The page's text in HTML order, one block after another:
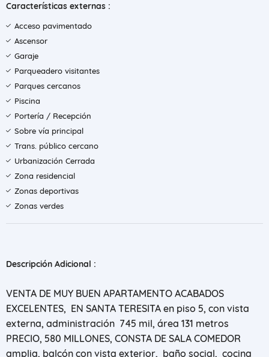
Características externas :
Acceso pavimentado
Ascensor
Garaje
Parqueadero visitantes
Parques cercanos
Piscina
Portería / Recepción
Sobre vía principal
Trans. público cercano
Urbanización Cerrada
Zona residencial
Zonas deportivas
Zonas verdes
Descripción Adicional :
VENTA DE MUY BUEN APARTAMENTO ACABADOS
EXCELENTES, EN SANTA TERESITA en piso 5, con vista
externa, administración 745 mil, área 131 metros
PRECIO, 580 MILLONES, CONSTA DE SALA COMEDOR
amplia, balcón con vista exterior, baño social, cocina